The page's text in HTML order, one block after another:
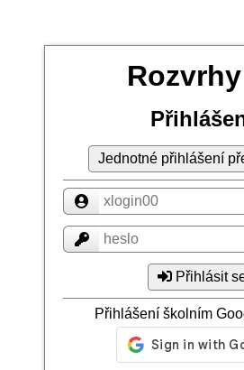
Jednotné přihlášení
Přihlásit
Přihlášení školním